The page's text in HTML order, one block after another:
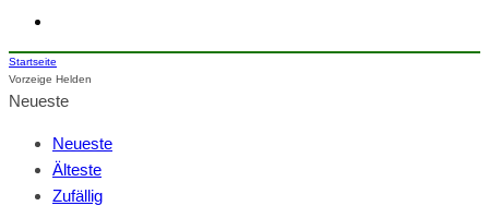
Startseite
Vorzeige Helden
Neueste
Neueste
Älteste
Zufällig